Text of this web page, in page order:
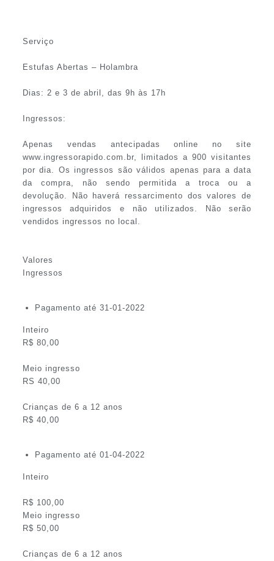
Serviço
Estufas Abertas – Holambra
Dias: 2 e 3 de abril, das 9h às 17h
Ingressos:
Apenas vendas antecipadas online no site
www.ingressorapido.com.br, limitados a 900 visitantes
por dia. Os ingressos são válidos apenas para a data
da compra, não sendo permitida a troca ou a
devolução. Não haverá ressarcimento dos valores de
ingressos adquiridos e não utilizados. Não serão
vendidos ingressos no local.
Valores
Ingressos
Pagamento até 31-01-2022
Inteiro
R$ 80,00
Meio ingresso
RS 40,00
Crianças de 6 a 12 anos
R$ 40,00
Pagamento até 01-04-2022
Inteiro
R$ 100,00
Meio ingresso
R$ 50,00
Crianças de 6 a 12 anos